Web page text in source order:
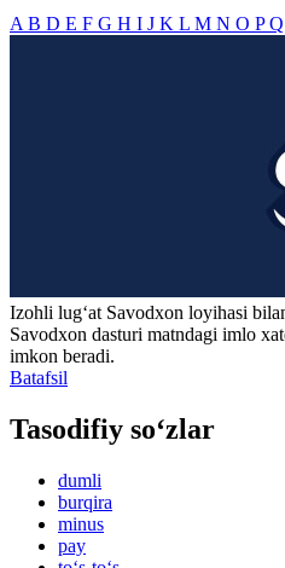
A B D E F G H I J K L M N O PQ
Izohli lugʻat Savodxon loyihasi
Savodxon dasturi matndagi imlo
imkon beradi.
Batafsil
Tasodifiy so‘zlar
dumli
burqira
minus
pay